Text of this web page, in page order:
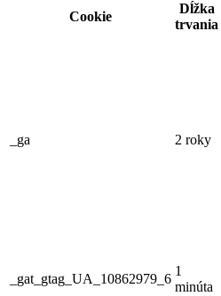
Cookie
Dĺžka
trvania
_ga 2 roky
_gat_gtag_UA_10862979_6
1
minúta